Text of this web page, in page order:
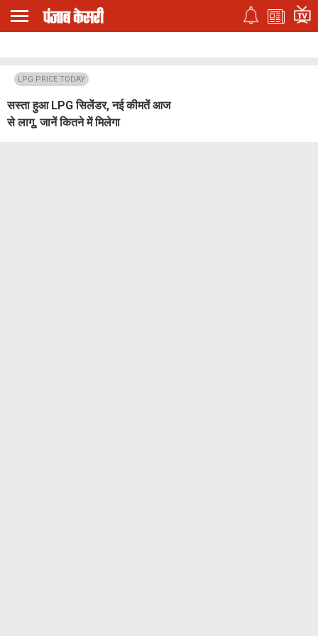
LPG PRICE TODAY
सस्ता हुआ LPG सिलेंडर, नई कीमतें आज
से लागू, जानें कितने में मिलेगा